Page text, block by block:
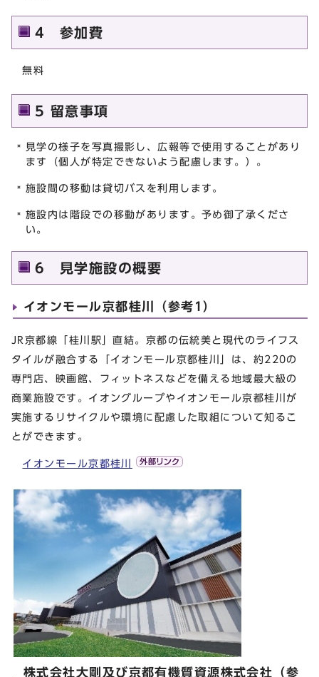
4 参加費
無料
5 留意事項
見学の様子を写真撮影し、広報等で使用することがあり
ます（個人が特定できないよう配慮します。）。
施設間の移動は貸切バスを利用します。
施設内は階段での移動があります。予め御了承くださ
い。
6 見学施設の概要
イオンモール京都桂川（参考1）
JR京都線「桂川駅」直結。京都の伝統美と現代のライフス
タイルが融合する「イオンモール京都桂川」は、約220の
専門店、映画館、フィットネスなどを備える地域最大級の
商業施設です。イオングループやイオンモール京都桂川が
実施するリサイクルや環境に配慮した取組について知るこ
とができます。
イオンモール京都桂川
株式会社大剛及び京都有機質資源株式会社（参